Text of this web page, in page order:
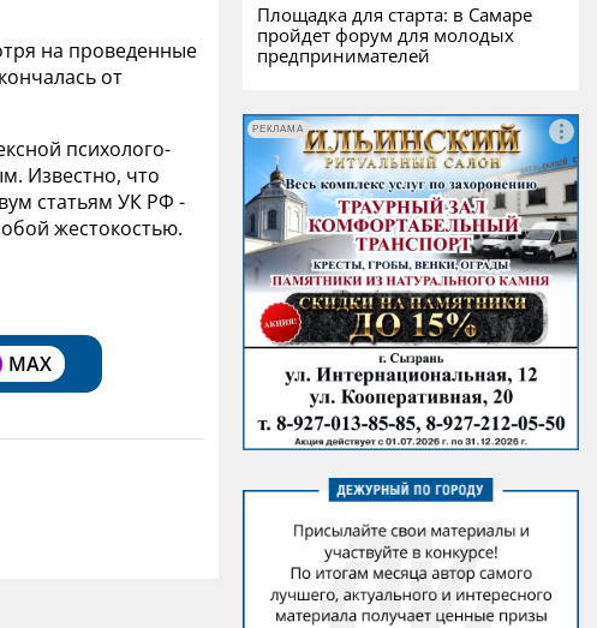
на проведенные
от
психолого-
Известно, что
статьям УК РФ -
жестокостью.
MAX
Площадка для старта: в Самаре
пройдет форум для молодых
предпринимателей
РЕКЛАМА